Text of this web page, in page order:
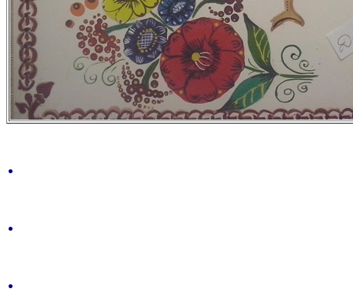
.
.
.